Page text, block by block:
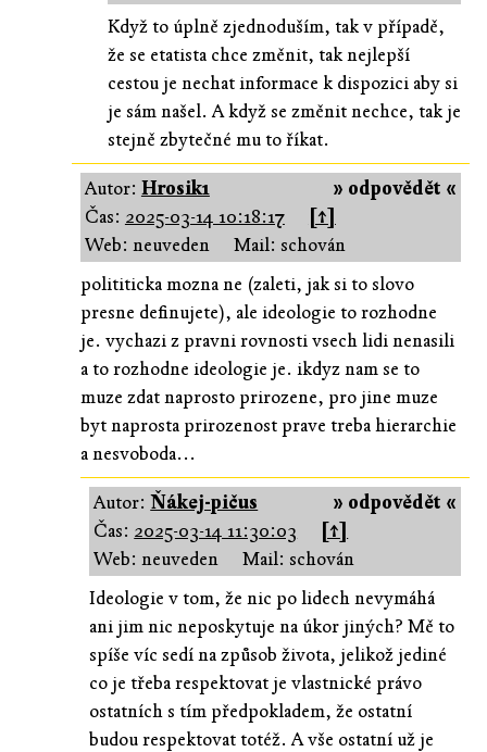
Když to úplně zjednoduším, tak v případě,
že se etatista chce změnit, tak nejlepší
cestou je nechat informace k dispozici aby si
je sám našel. A když se změnit nechce, tak je
stejně zbytečné mu to říkat.
» odpovědět «
Autor: Hrosik1
Čas: 2025-03-14 10:18:17
[↑]
Web: neuveden
Mail: schován
polititicka mozna ne (zaleti, jak si to slovo
presne definujete), ale ideologie to rozhodne
je. vychazi z pravni rovnosti vsech lidi nenasili
a to rozhodne ideologie je. ikdyz nam se to
muze zdat naprosto prirozene, pro jine muze
byt naprosta prirozenost prave treba hierarchie
a nesvoboda...
» odpovědět «
Autor:Ňákej-pičus
Čas: 2025-03-14 11:30:03
[↑]
Web: neuveden
Mail: schován
Ideologie v tom, že nic po lidech nevymáhá
ani jim nic neposkytuje na úkor jiných? Mě to
spíše víc sedí na způsob života, jelikož jediné
co je třeba respektovat je vlastnické právo
ostatních s tím předpokladem, že ostatní
budou respektovat totéž. A vše ostatní už je